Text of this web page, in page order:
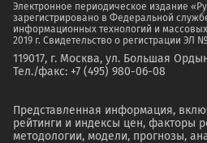
Электронное периодическое издание
зарегистрировано в Федеральной
информационных технологий и
2019 г. Свидетельство о регистрации ЭЛ №
119017, г. Москва, ул. Большая
Тел./факс: +7 (495) 980-06-08
Представленная информация,
рейтинги и индексы цен, факторы
методологии, модели, прогнозы,